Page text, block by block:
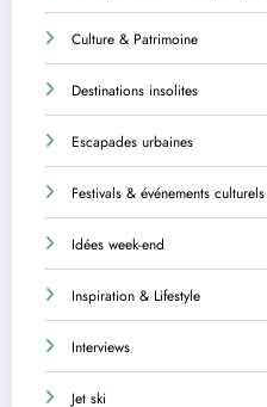
Culture & Patrimoine
Destinations insolites
Escapades urbaines
Festivals & événements culturels
Idées week-end
Inspiration & Lifestyle
Interviews
Jet ski